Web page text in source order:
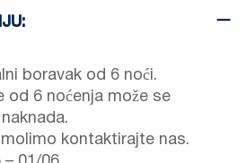
boravak od 6 noći.
od 6 noćenja može se
kontaktirajte nas.